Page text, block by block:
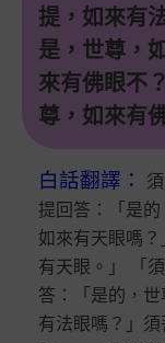
提，如來有
是，世尊，
來有佛眼不
尊，如來有
白話翻譯 ：
提回答：「是
如來有天眼嗎
有天眼。」 「
答：「是的，
有法眼嗎？」